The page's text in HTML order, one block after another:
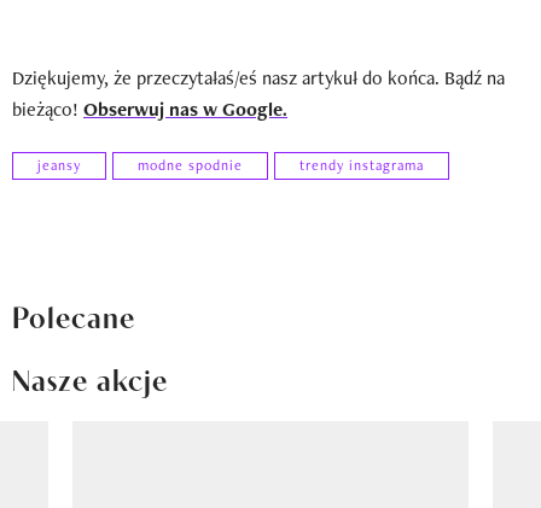
Dziękujemy, że przeczytałaś/eś nasz artykuł do końca. Bądź na
bieżąco! Obserwuj nas w Google.
jeansy modne spodnie trendy instagrama
Polecane
Nasze akcje